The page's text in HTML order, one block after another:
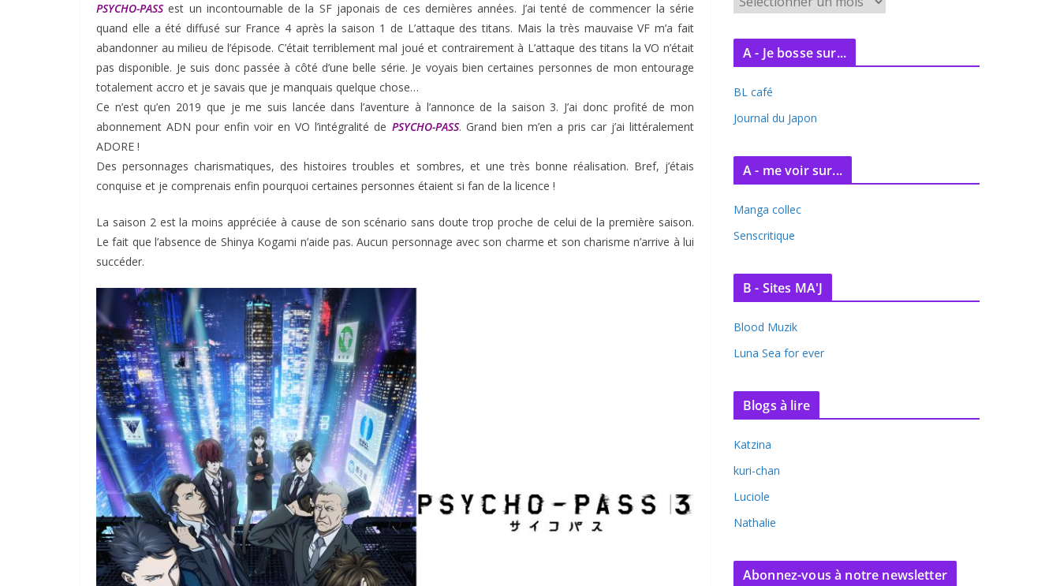
PSYCHO-PASSest un incontournable de la SF japonais de ces dernières années. J’ai tenté de commencer la série
quand elle a été diffusé sur France 4 après la saison 1 de L’attaque des titans. Mais la très mauvaise VF m’a fait
abandonner au milieu de l’épisode. C’était terriblement mal joué et contrairement à L’attaque des titans la VO n’était
pas disponible. Je suis donc passée à côté d’une belle série. Je voyais bien certaines personnes de mon entourage
totalement accro et je savais que je manquais quelque chose…
Ce n’est qu’en 2019 que je me suis lancée dans l’aventure à l’annonce de la saison 3. J’ai donc profité de mon
abonnement ADN pour enfin voir en VO l’intégralité de PSYCHO-PASS. Grand bien m’en a pris car j’ai littéralement
ADORE !
Des personnages charismatiques, des histoires troubles et sombres, et une très bonne réalisation. Bref, j’étais
conquise et je comprenais enfin pourquoi certaines personnes étaient si fan de la licence !
La saison 2 est la moins appréciée à cause de son scénario sans doute trop proche de celui de la première saison.
Le fait que l’absence de Shinya Kogami n’aide pas. Aucun personnage avec son charme et son charisme n’arrive à lui
succéder.
r
c
v
e
A - Je bosse sur...
BL café
Journal du Japon
A - me voir sur...
Manga collec
Senscritique
B - Sites MA'J
Blood Muzik
Luna Sea for ever
Blogs à lire
Katzina
kuri-chan
Luciole
Nathalie
Abonnez-vous à notre newsletter